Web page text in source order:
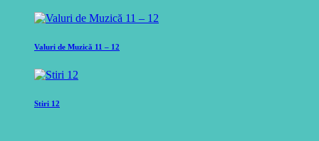
Valuri de Muzică 11 – 12
Stiri 12